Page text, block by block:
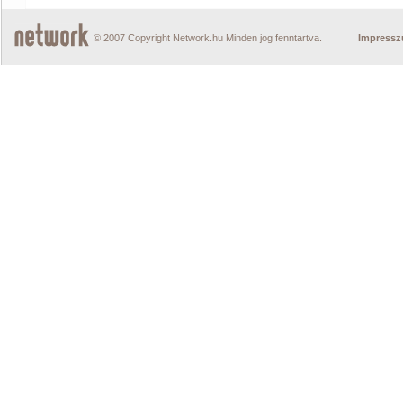
© 2007 Copyright Network.hu Minden jog fenntartva.